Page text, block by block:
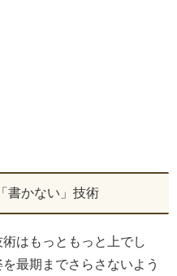
書かない」技術
はもっともっと上でし
最期までさらさないよう